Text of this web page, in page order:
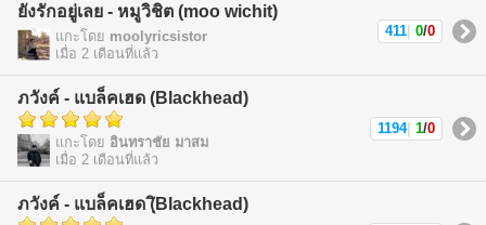
ยังรักอยู่เลย - หมูวิชิต (moo wichit)
แกะโดย moolyricsistor
เมื่อ 2 เดือนที่แล้ว
411 0/0
ภวังค์ - แบล็คเฮด (Blackhead)
แกะโดย อินทราชัย มาสม
เมื่อ 2 เดือนที่แล้ว
1194| 1/0
ภวังค์ - แบล็คเฮด (ฺิBlackhead)